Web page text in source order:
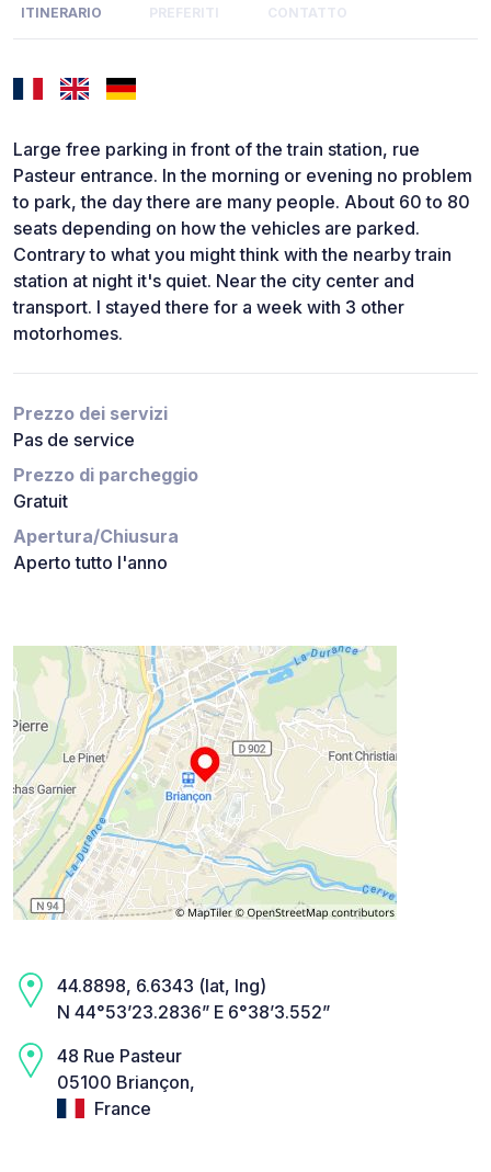
ITINERARIO PREFERITI CONTATTO
Large free parking in front of the train station, rue
Pasteur entrance. In the morning or evening no problem
to park, the day there are many people. About 60 to 80
seats depending on how the vehicles are parked.
Contrary to what you might think with the nearby train
station at night it's quiet. Near the city center and
transport. I stayed there for a week with 3 other
motorhomes.
Prezzo dei servizi
Pas de service
Prezzo di parcheggio
Gratuit
Apertura/Chiusura
Aperto tutto l'anno
44.8898, 6.6343 (lat, lng)
N 44°53’23.2836” E 6°38’3.552”
48 Rue Pasteur
05100 Briançon,
France